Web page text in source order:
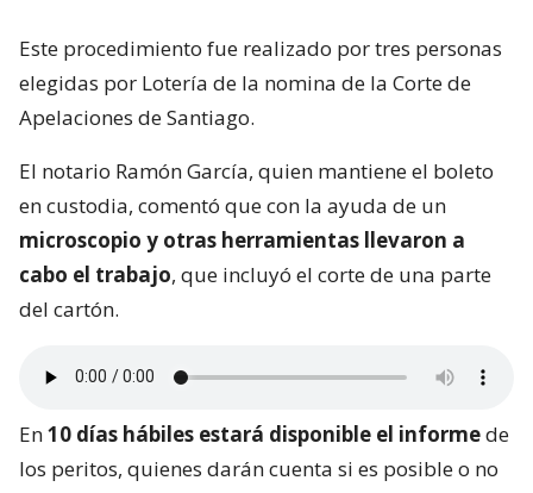
Este procedimiento fue realizado por tres personas
elegidas por Lotería de la nomina de la Corte de
Apelaciones de Santiago.
El notario Ramón García, quien mantiene el boleto
en custodia, comentó que con la ayuda de un
microscopio y otras herramientas llevaron a
cabo el trabajo, que incluyó el corte de una parte
del cartón.
En10 días hábiles estará disponible el informede
los peritos, quienes darán cuenta si es posible o no